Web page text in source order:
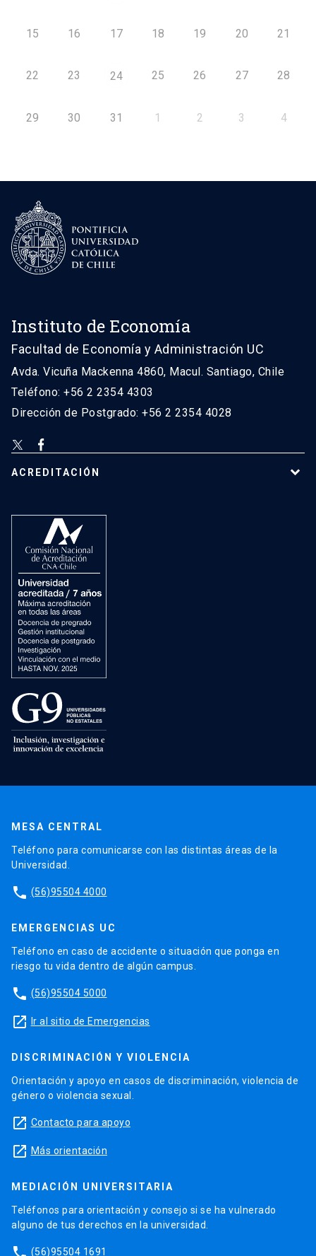
15 16 17 18 19 20 21
22 23 24 25 26 27 28
29 30 31 1 2 3 4
Instituto de Economía
Facultad de Economía y Administración UC
Avda. Vicuña Mackenna 4860, Macul. Santiago, Chile
Teléfono: +56 2 2354 4303
Dirección de Postgrado: +56 2 2354 4028
ACREDITACIÓN
MESA CENTRAL
Teléfono para comunicarse con las distintas áreas de la
Universidad.
phone (56)95504 4000
EMERGENCIAS UC
Teléfono en caso de accidente o situación que ponga en
riesgo tu vida dentro de algún campus.
phone (56)95504 5000
launch Ir al sitio de Emergencias
DISCRIMINACIÓN Y VIOLENCIA
Orientación y apoyo en casos de discriminación, violencia de
género o violencia sexual.
launch Contacto para apoyo
launch Más orientación
MEDIACIÓN UNIVERSITARIA
Teléfonos para orientación y consejo si se ha vulnerado
alguno de tus derechos en la universidad.
(56)95504 1691